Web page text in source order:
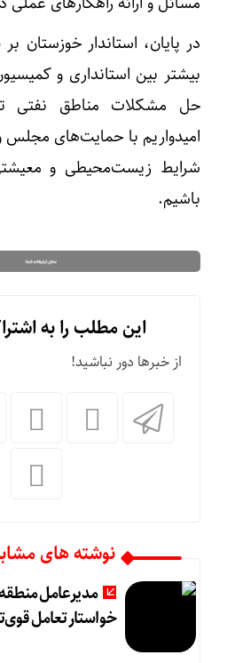
در پایان، استاندار خوزستان
بیشتر بین استانداری و
حل مشکلات مناطق نفتی
امیدواریم با حمایت‌های
شرایط زیست‌محیطی و
باشیم.
این مطلب را به
از خبرها دور نباشید!
نوشته های
مدیرعامل
خواستار تعامل